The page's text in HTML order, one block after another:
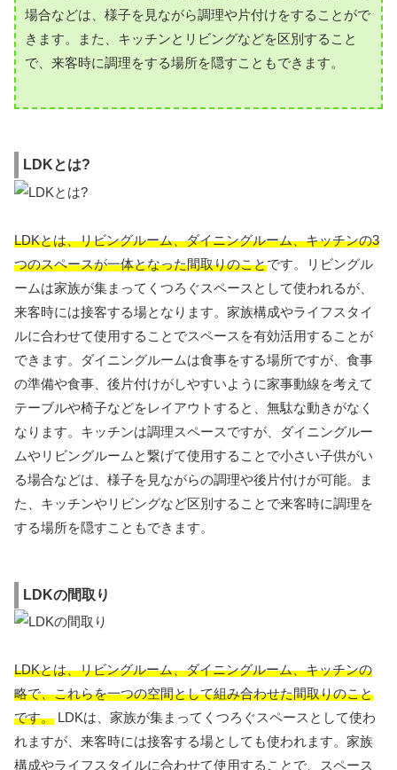
場合などは、様子を見ながら調理や片付けをすることがで
きます。また、キッチンとリビングなどを区別すること
で、来客時に調理をする場所を隠すこともできます。
LDKとは?
LDKとは、リビングルーム、ダイニングルーム、キッチンの3
つのスペースが一体となった間取りのことです。リビングル
ームは家族が集まってくつろぐスペースとして使われるが、
来客時には接客する場となります。家族構成やライフスタイ
ルに合わせて使用することでスペースを有効活用することが
できます。ダイニングルームは食事をする場所ですが、食事
の準備や食事、後片付けがしやすいように家事動線を考えて
テーブルや椅子などをレイアウトすると、無駄な動きがなく
なります。キッチンは調理スペースですが、ダイニングルー
ムやリビングルームと繋げて使用することで小さい子供がい
る場合などは、様子を見ながらの調理や後片付けが可能。ま
た、キッチンやリビングなど区別することで来客時に調理を
する場所を隠すこともできます。
LDKの間取り
LDKとは、リビングルーム、ダイニングルーム、キッチンの
略で、これらを一つの空間として組み合わせた間取りのこと
です。 LDKは、家族が集まってくつろぐスペースとして使わ
れますが、来客時には接客する場としても使われます。家族
構成やライフスタイルに合わせて使用することで、スペース